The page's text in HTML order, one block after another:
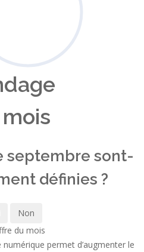
septembre sont-
définies ?
Non
du mois
permet d’augmenter le